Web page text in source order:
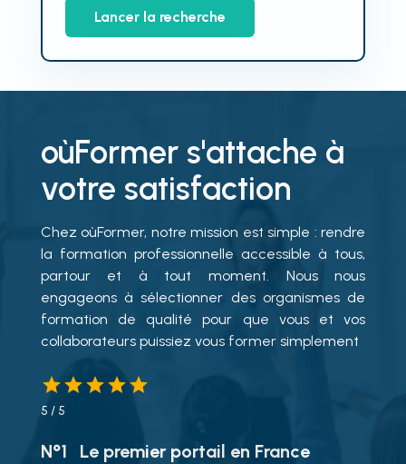
Lancer la recherche
oùFormer s'attache à
votre satisfaction
Chez oùFormer, notre mission est simple : rendre
la formation professionnelle accessible à tous,
partour et à tout moment. Nous nous
engageons à sélectionner des organismes de
formation de qualité pour que vous et vos
collaborateurs puissiez vous former simplement
5 / 5
N°1 Le premier portail en France